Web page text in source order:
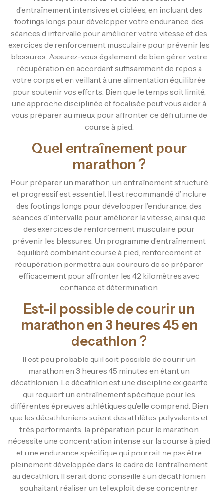
d’entraînement intensives et ciblées, en incluant des
footings longs pour développer votre endurance, des
séances d’intervalle pour améliorer votre vitesse et des
exercices de renforcement musculaire pour prévenir les
blessures. Assurez-vous également de bien gérer votre
récupération en accordant suffisamment de repos à
votre corps et en veillant à une alimentation équilibrée
pour soutenir vos efforts. Bien que le temps soit limité,
une approche disciplinée et focalisée peut vous aider à
vous préparer au mieux pour affronter ce défi ultime de
course à pied.
Quel entraînement pour
marathon ?
Pour préparer un marathon, un entraînement structuré
et progressif est essentiel. Il est recommandé d’inclure
des footings longs pour développer l’endurance, des
séances d’intervalle pour améliorer la vitesse, ainsi que
des exercices de renforcement musculaire pour
prévenir les blessures. Un programme d’entraînement
équilibré combinant course à pied, renforcement et
récupération permettra aux coureurs de se préparer
efficacement pour affronter les 42 kilomètres avec
confiance et détermination.
Est-il possible de courir un
marathon en 3 heures 45 en
decathlon ?
Il est peu probable qu’il soit possible de courir un
marathon en 3 heures 45 minutes en étant un
décathlonien. Le décathlon est une discipline exigeante
qui requiert un entraînement spécifique pour les
différentes épreuves athlétiques qu’elle comprend. Bien
que les décathloniens soient des athlètes polyvalents et
très performants, la préparation pour le marathon
nécessite une concentration intense sur la course à pied
et une endurance spécifique qui pourrait ne pas être
pleinement développée dans le cadre de l’entraînement
au décathlon. Il serait donc conseillé à un décathlonien
souhaitant réaliser un tel exploit de se concentrer